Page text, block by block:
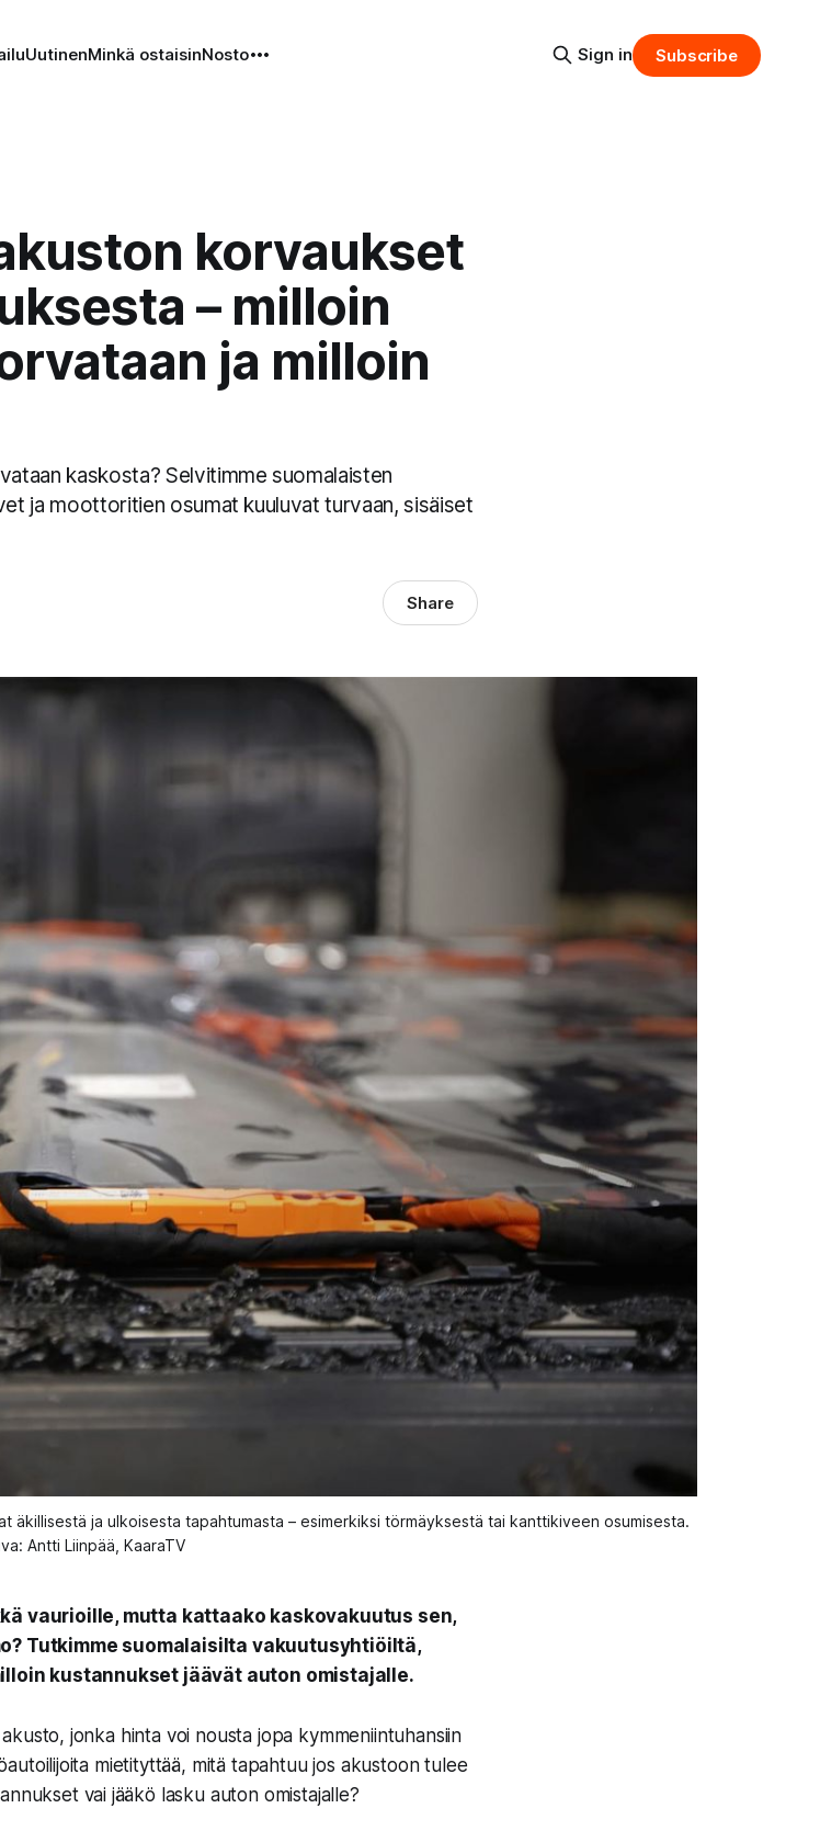
UutinenMinkä ostaisinNosto Sign in Subscribe
korvaukset
– milloin
ja milloin
kaskosta? Selvitimme suomalaisten
ja moottoritien osumat kuuluvat turvaan, sisäiset
Share
ja ulkoisesta tapahtumasta – esimerkiksi törmäyksestä tai kanttikiveen osumisesta.
Antti Liinpää, KaaraTV
vaurioille, mutta kattaako kaskovakuutus sen,
Tutkimme suomalaisilta vakuutusyhtiöiltä,
kustannukset jäävät auton omistajalle.
jonka hinta voi nousta jopa kymmeniintuhansiin
mietityttää, mitä tapahtuu jos akustoon tulee
vai jääkö lasku auton omistajalle?